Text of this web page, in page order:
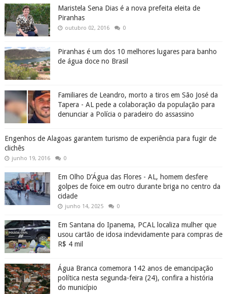
Maristela Sena Dias é a nova prefeita eleita de
Piranhas
outubro 02, 2016 0
Piranhas é um dos 10 melhores lugares para banho
de água doce no Brasil
Familiares de Leandro, morto a tiros em São José da
Tapera - AL pede a colaboração da população para
denunciar a Polícia o paradeiro do assassino
Engenhos de Alagoas garantem turismo de experiência para fugir de
clichês
junho 19, 2016 0
Em Olho D’Água das Flores - AL, homem desfere
golpes de foice em outro durante briga no centro da
cidade
junho 14, 2025 0
Em Santana do Ipanema, PCAL localiza mulher que
usou cartão de idosa indevidamente para compras de
R$ 4 mil
Água Branca comemora 142 anos de emancipação
política nesta segunda-feira (24), confira a história
do município